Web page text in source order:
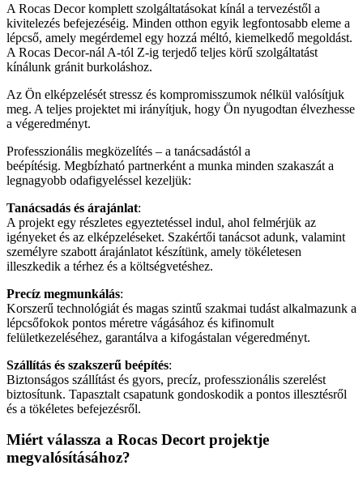
A Rocas Decor komplett szolgáltatásokat kínál a tervezéstől a
kivitelezés befejezéséig. Minden otthon egyik legfontosabb eleme a
lépcső, amely megérdemel egy hozzá méltó, kiemelkedő megoldást.
A Rocas Decor-nál A-tól Z-ig terjedő teljes körű szolgáltatást
kínálunk gránit burkoláshoz.
Az Ön elképzelését stressz és kompromisszumok nélkül valósítjuk
meg. A teljes projektet mi irányítjuk, hogy Ön nyugodtan élvezhesse
a végeredményt.
Professzionális megközelítés – a tanácsadástól a
beépítésig. Megbízható partnerként a munka minden szakaszát a
legnagyobb odafigyeléssel kezeljük:
Tanácsadás és árajánlat:
A projekt egy részletes egyeztetéssel indul, ahol felmérjük az
igényeket és az elképzeléseket. Szakértői tanácsot adunk, valamint
személyre szabott árajánlatot készítünk, amely tökéletesen
illeszkedik a térhez és a költségvetéshez.
Precíz megmunkálás:
Korszerű technológiát és magas szintű szakmai tudást alkalmazunk a
lépcsőfokok pontos méretre vágásához és kifinomult
felületkezeléséhez, garantálva a kifogástalan végeredményt.
Szállítás és szakszerű beépítés:
Biztonságos szállítást és gyors, precíz, professzionális szerelést
biztosítunk. Tapasztalt csapatunk gondoskodik a pontos illesztésről
és a tökéletes befejezésről.
Miért válassza a Rocas Decort projektje
megvalósításához?